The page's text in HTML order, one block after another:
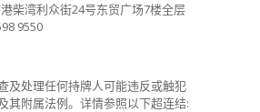
柴湾利众街24号东贸广场7楼全层
9550
及处理任何持牌人可能违反或触犯
其附属法例。详情参照以下超连结: